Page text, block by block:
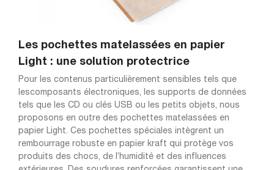
Les pochettes matelassées en papier
Light : une solution protectrice
Pour les contenus particulièrement sensibles tels que
lescomposants électroniques, les supports de données
tels que les CD ou clés USB ou les petits objets, nous
proposons en outre des pochettes matelassées en
papier Light. Ces pochettes spéciales intègrent un
rembourrage robuste en papier kraft qui protège vos
produits des chocs, de l’humidité et des influences